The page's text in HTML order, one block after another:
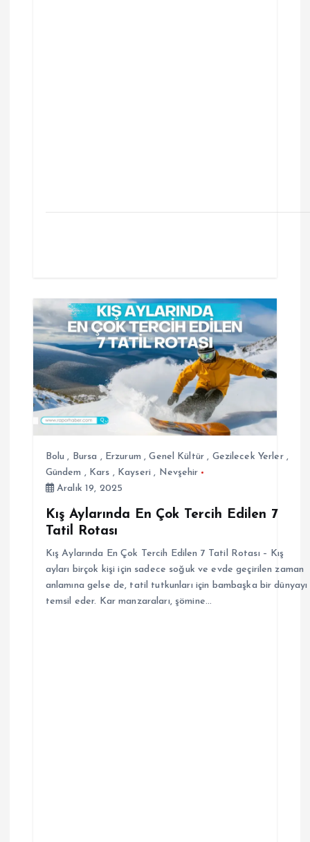
Bolu , Bursa , Erzurum ,Genel Kültür , Gezilecek Yerler,
Gündem , Kars , Kayseri , Nevşehir
Aralık 19, 2025
Kış Aylarında En Çok Tercih Edilen 7
Tatil Rotası
Kış Aylarında En Çok Tercih Edilen 7 Tatil Rotası – Kış
ayları birçok kişi için sadece soğuk ve evde geçirilen zaman
anlamına gelse de, tatil tutkunları için bambaşka bir dünyayı
temsil eder. Kar manzaraları, şömine…